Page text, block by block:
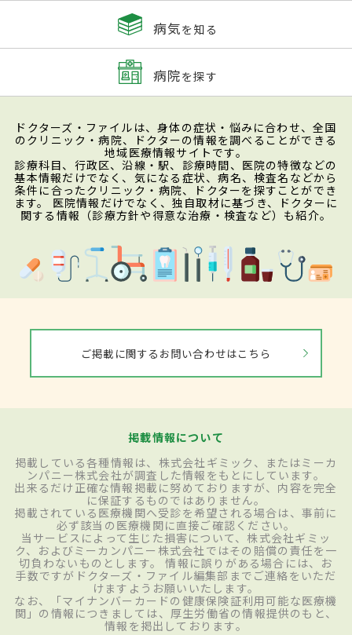
病気を知る
病院を探す
ドクターズ・ファイルは、身体の症状・悩みに合わせ、全国
のクリニック・病院、ドクターの情報を調べることができる
地域医療情報サイトです。
診療科目、行政区、沿線・駅、診療時間、医院の特徴などの
基本情報だけでなく、気になる症状、病名、検査名などから
条件に合ったクリニック・病院、ドクターを探すことができ
ます。 医院情報だけでなく、独自取材に基づき、ドクターに
関する情報（診療方針や得意な治療・検査など）も紹介。
ご掲載に関するお問い合わせはこちら
掲載情報について
掲載している各種情報は、株式会社ギミック、またはミーカ
ンパニー株式会社が調査した情報をもとにしています。
出来るだけ正確な情報掲載に努めておりますが、内容を完全
に保証するものではありません。
掲載されている医療機関へ受診を希望される場合は、事前に
必ず該当の医療機関に直接ご確認ください。
当サービスによって生じた損害について、株式会社ギミッ
ク、およびミーカンパニー株式会社ではその賠償の責任を一
切負わないものとします。 情報に誤りがある場合には、お
手数ですがドクターズ・ファイル編集部までご連絡をいただ
けますようお願いいたします。
なお、「マイナンバーカードの健康保険証利用可能な医療機
関」の情報につきましては、厚生労働省の情報提供のもと、
情報を掲出しております。